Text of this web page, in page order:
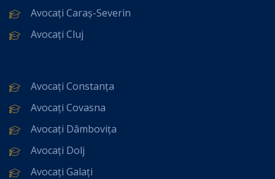
Avocați Caraș-Severin
Avocați Cluj
Avocați Constanța
Avocați Covasna
Avocați Dâmbovița
Avocați Dolj
Avocați Galați